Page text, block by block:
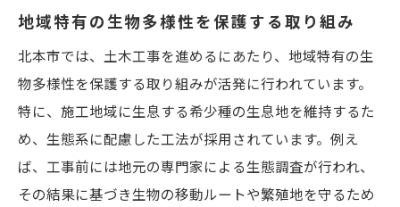
地域特有の生物多様性を保護する取り組み
北本市では、土木工事を進めるにあたり、地域特有の生
物多様性を保護する取り組みが活発に行われています。
特に、施工地域に生息する希少種の生息地を維持するた
め、生態系に配慮した工法が採用されています。例え
ば、工事前には地元の専門家による生態調査が行われ、
その結果に基づき生物の移動ルートや繁殖地を守るため